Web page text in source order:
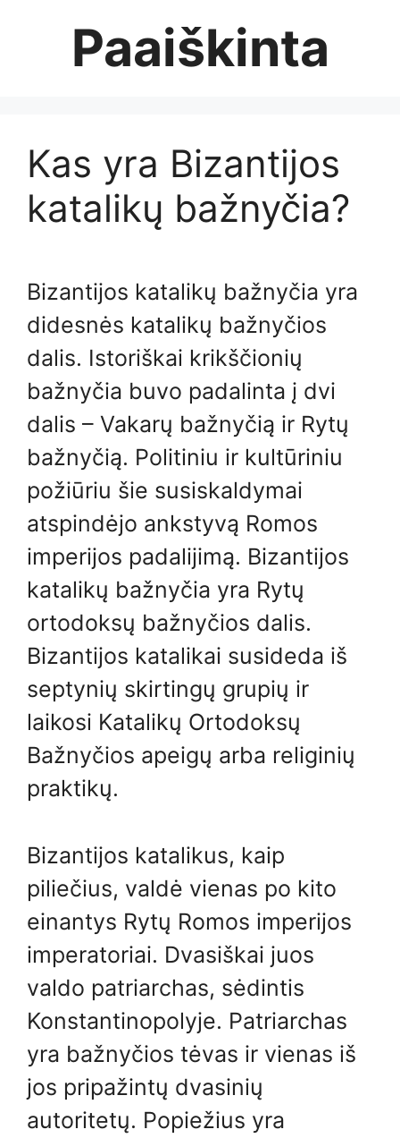
Paaiškinta
Kas yra Bizantijos
katalikų bažnyčia?
Bizantijos katalikų bažnyčia yra
didesnės katalikų bažnyčios
dalis. Istoriškai krikščionių
bažnyčia buvo padalinta į dvi
dalis – Vakarų bažnyčią ir Rytų
bažnyčią. Politiniu ir kultūriniu
požiūriu šie susiskaldymai
atspindėjo ankstyvą Romos
imperijos padalijimą. Bizantijos
katalikų bažnyčia yra Rytų
ortodoksų bažnyčios dalis.
Bizantijos katalikai susideda iš
septynių skirtingų grupių ir
laikosi Katalikų Ortodoksų
Bažnyčios apeigų arba religinių
praktikų.
Bizantijos katalikus, kaip
piliečius, valdė vienas po kito
einantys Rytų Romos imperijos
imperatoriai. Dvasiškai juos
valdo patriarchas, sėdintis
Konstantinopolyje. Patriarchas
yra bažnyčios tėvas ir vienas iš
jos pripažintų dvasinių
autoritetų. Popiežius yra